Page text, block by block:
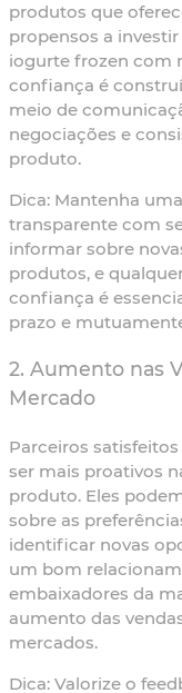
produtos que
propensos a
iogurte frozen com
confiança é
meio de
negociações e
produto.
Dica: Mantenha
transparente com
informar sobre
produtos, e
confiança é
prazo e
2. Aumento nas
Mercado
Parceiros
ser mais proativos
produto. Eles
sobre as
identificar novas
um bom
embaixadores da
aumento das
mercados.
Dica: Valorize o